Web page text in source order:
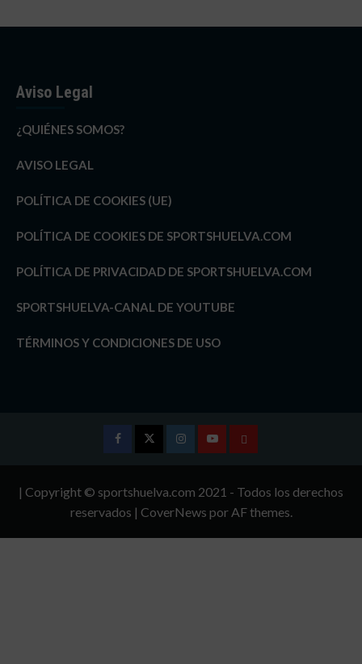
Aviso Legal
¿QUIÉNES SOMOS?
AVISO LEGAL
POLÍTICA DE COOKIES (UE)
POLÍTICA DE COOKIES DE SPORTSHUELVA.COM
POLÍTICA DE PRIVACIDAD DE SPORTSHUELVA.COM
SPORTSHUELVA-CANAL DE YOUTUBE
TÉRMINOS Y CONDICIONES DE USO
InstagramYoutubeTÉRMINOS
CONDICIONES
| Copyright © sportshuelva.com 2021 - Todos los derechos
reservados | CoverNews por AF themes.